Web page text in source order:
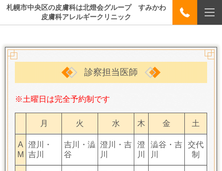
札幌市中央区の皮膚科は北燈会グループ すみかわ
皮膚科アレルギークリニック
診察担当医師
※土曜日は完全予約制です
月 火 水 木 金 土
A
M
澄川・
吉川
吉川・澁
谷
澄川・吉
川
澄
川
澁谷・吉
川
交代
制